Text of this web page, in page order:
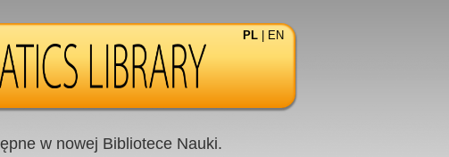
PL EN
w nowej Bibliotece Nauki.